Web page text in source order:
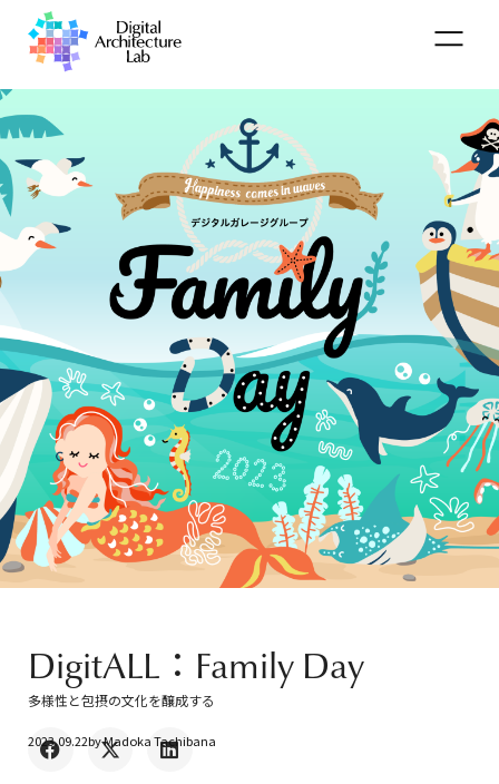
DigitALL：Family Day
多様性と包摂の文化を醸成する
2023.09.22byMadoka Tachibana